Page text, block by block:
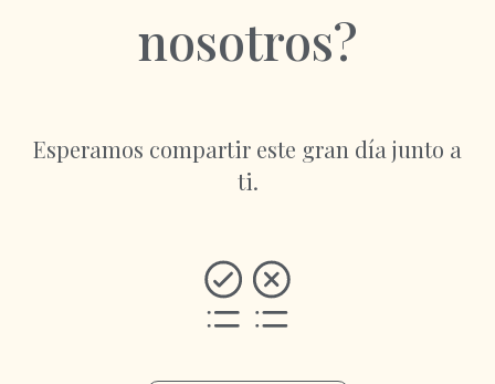
nosotros?
Esperamos compartir este gran día junto a
ti.